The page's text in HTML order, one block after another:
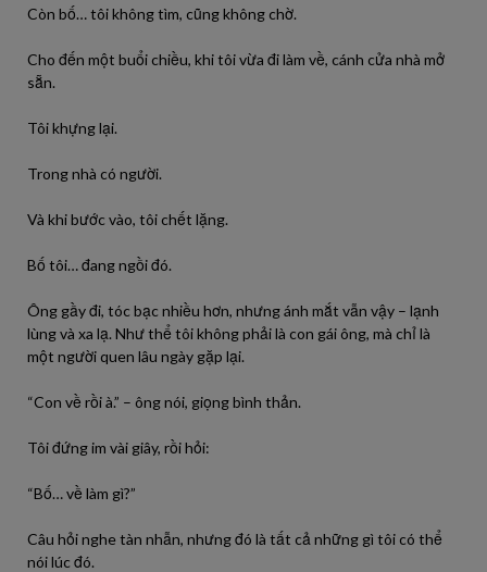
Còn bố… tôi không tìm, cũng không chờ.
Cho đến một buổi chiều, khi tôi vừa đi làm về, cánh cửa nhà mở
sẵn.
Tôi khựng lại.
Trong nhà có người.
Và khi bước vào, tôi chết lặng.
Bố tôi… đang ngồi đó.
Ông gầy đi, tóc bạc nhiều hơn, nhưng ánh mắt vẫn vậy – lạnh
lùng và xa lạ. Như thể tôi không phải là con gái ông, mà chỉ là
một người quen lâu ngày gặp lại.
“Con về rồi à.” – ông nói, giọng bình thản.
Tôi đứng im vài giây, rồi hỏi:
“Bố… về làm gì?”
Câu hỏi nghe tàn nhẫn, nhưng đó là tất cả những gì tôi có thể
nói lúc đó.